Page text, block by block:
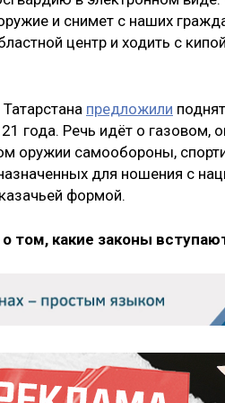
и снимет с наших
центр и ходить с
предложили
года. Речь идёт о газовом,
оружии самообороны,
для ношения с
формой.
том, какие законы